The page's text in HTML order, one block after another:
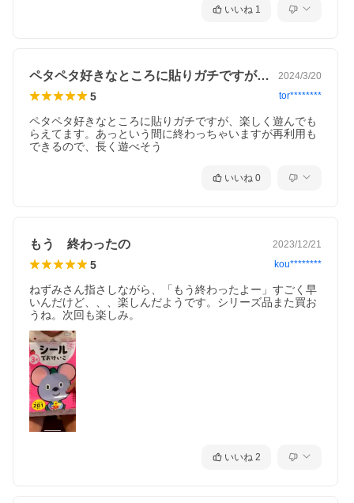
いいね 1
ペタペタ好きなところに貼りガチですが、… 2024/3/20
5 tor********
ペタペタ好きなところに貼りガチですが、楽しく遊んでも
らえてます。あっという間に終わっちゃいますが再利用も
できるので、長く遊べそう
いいね 0
もう 終わったの 2023/12/21
5 kou********
ねずみさん指さしながら、「もう終わったよー」すごく早
いんだけど、、、楽しんだようです。シリーズ品また買お
うね。次回も楽しみ。
いいね 2